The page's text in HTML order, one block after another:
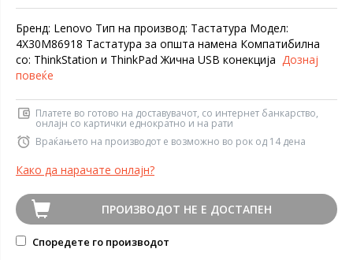
Бренд: Lenovo Тип на производ: Тастатура Модел:
4X30M86918 Тастатура за општа намена Компатибилна
со: ThinkStation и ThinkPad Жична USB конекција Дознај
повеќе
Платете во готово на доставувачот, со интернет банкарство,
онлајн со картички еднократно и на рати
Враќањето на производот е возможно во рок од 14 дена
Како да нарачате онлајн?
ПРОИЗВОДОТ НЕ Е ДОСТАПЕН
Споредете го производот